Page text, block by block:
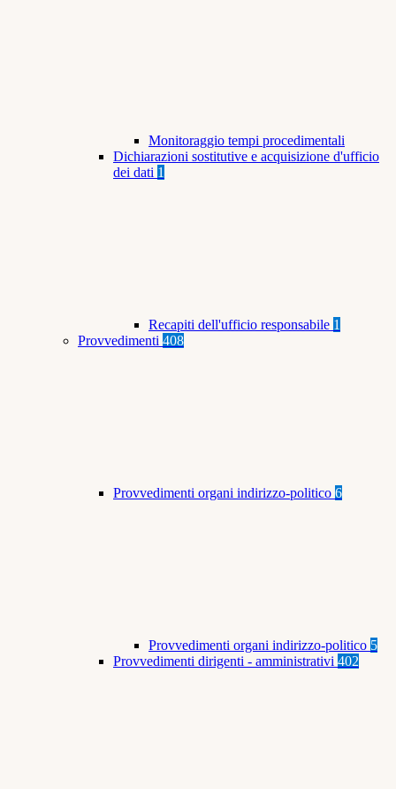
Monitoraggio tempi procedimentali
Dichiarazioni sostitutive e acquisizione d'ufficio
dei dati 1
Recapiti dell'ufficio responsabile 1
Provvedimenti 408
Provvedimenti organi indirizzo-politico 6
Provvedimenti organi indirizzo-politico 5
Provvedimenti dirigenti - amministrativi 402